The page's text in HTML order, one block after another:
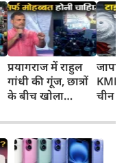
प्रयागराज में राहुल
गांधी की गूंज, छात्रों
के बीच खोला
दरवाजों' का सच
चीन
में
स्कूल